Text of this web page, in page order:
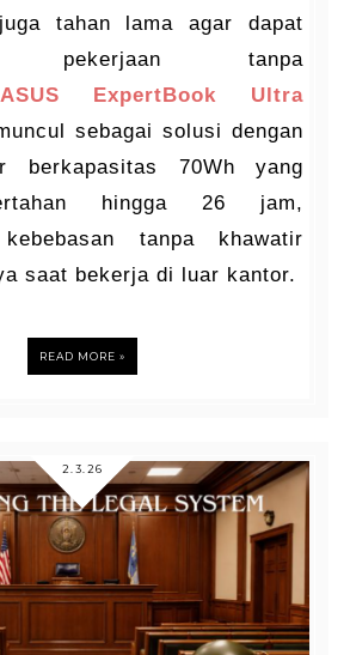
tahan lama agar dapat
pekerjaan tanpa
ASUS ExpertBook Ultra
sebagai solusi dengan
berkapasitas 70Wh yang
hingga 26 jam,
kebebasan tanpa khawatir
saat bekerja di luar kantor.
READ MORE »
2.3.26